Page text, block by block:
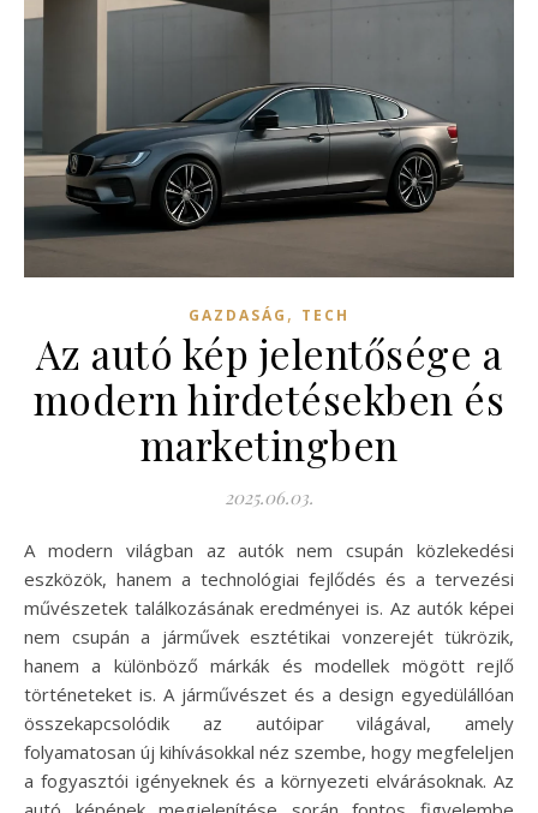
GAZDASÁG , TECH
Az autó kép jelentősége a
modern hirdetésekben és
marketingben
2025.06.03.
A modern világban az autók nem csupán közlekedési
eszközök, hanem a technológiai fejlődés és a tervezési
művészetek találkozásának eredményei is. Az autók képei
nem csupán a járművek esztétikai vonzerejét tükrözik,
hanem a különböző márkák és modellek mögött rejlő
történeteket is. A járművészet és a design egyedülállóan
összekapcsolódik az autóipar világával, amely
folyamatosan új kihívásokkal néz szembe, hogy megfeleljen
a fogyasztói igényeknek és a környezeti elvárásoknak. Az